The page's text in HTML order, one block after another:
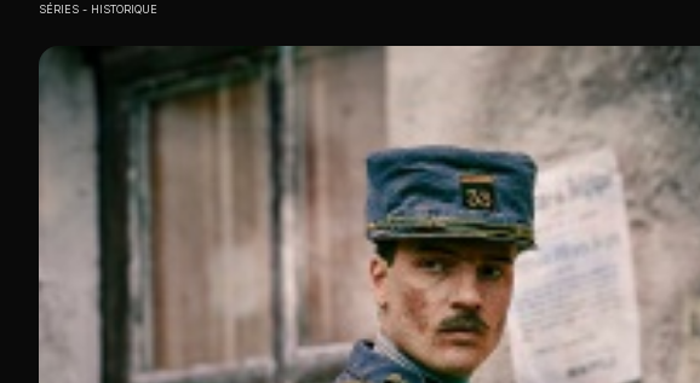
SÉRIES HISTORIQUE